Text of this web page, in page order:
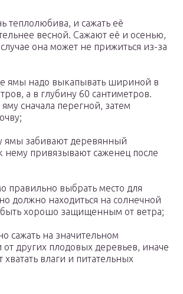
теплолюбива, и сажать её
весной. Сажают её и осенью,
она может не прижиться из-за
ямы надо выкапывать шириной в
а в глубину 60 сантиметров.
сначала перегной, затем
ямы забивают деревянный
нему привязывают саженец после
правильно выбрать место для
должно находиться на солнечной
хорошо защищенным от ветра;
сажать на значительном
от других плодовых деревьев, иначе
хватать влаги и питательных